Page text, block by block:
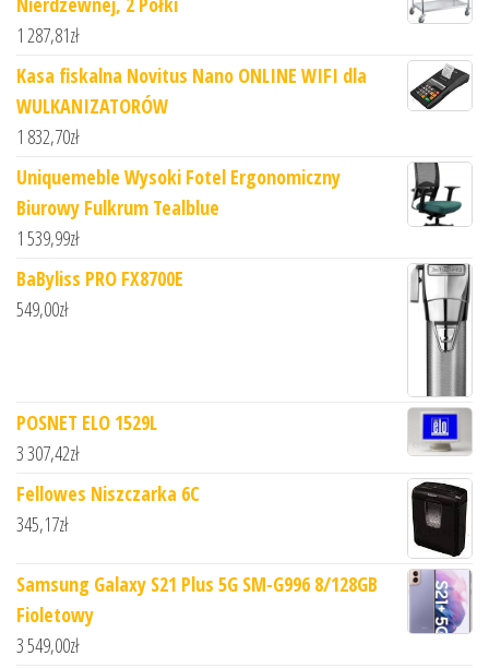
1 287,81zł
Kasa fiskalna Novitus Nano ONLINE WIFI dla
WULKANIZATORÓW
1 832,70zł
Uniquemeble Wysoki Fotel Ergonomiczny
Biurowy Fulkrum Tealblue
1 539,99zł
BaByliss PRO FX8700E
549,00zł
POSNET ELO 1529L
3 307,42zł
Fellowes Niszczarka 6C
345,17zł
Samsung Galaxy S21 Plus 5G SM-G996 8/128GB
Fioletowy
3 549,00zł